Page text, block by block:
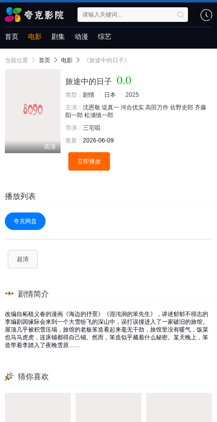
首页 电影 剧集 动漫 综艺
当前位置 首页 电影 《旅途中的日子》
高清
旅途中的日子 0.0
类型： 剧情 日本
2025
主演： 沈恩敬 堤真一 河合优实 高田万作 佐野史郎 齐藤
阳一郎 松浦慎一郎
导演： 三宅唱
更新： 2026-06-09
立即播放
播放列表
夸克网盘
超清
剧情简介
改编自柘植义春的漫画《海边的抒景》《混沌洞的笨先生》，讲述郁郁不得志的
李编剧因缘际会来到一个大雪纷飞的深山中，误打误撞进入了一家破旧的旅馆。
屋顶几乎被积雪压塌，旅馆的老板笨造看起来毫无干劲，旅馆里没有暖气，饭菜
也马马虎虎，连床铺都得自己铺。然而，笨造似乎藏着什么秘密。某天晚上，笨
造带着李踏入了夜晚雪原……
猜你喜欢